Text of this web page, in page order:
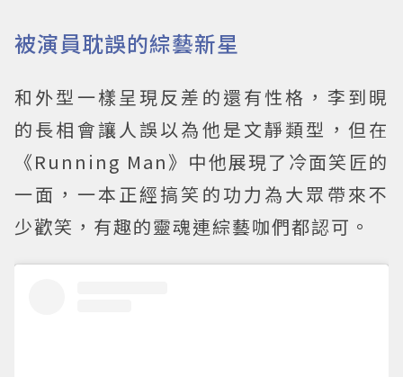
被演員耽誤的綜藝新星
和外型一樣呈現反差的還有性格，李到晛
的長相會讓人誤以為他是文靜類型，但在
《Running Man》中他展現了冷面笑匠的
一面，一本正經搞笑的功力為大眾帶來不
少歡笑，有趣的靈魂連綜藝咖們都認可。